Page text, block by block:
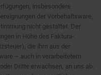
insbesondere
der Vorbehaltsware,
nicht gestattet. Der
in Höhe des Faktura-
die ihm aus der
– auch in verarbeitetem
Dritte erwachsen, an uns ab.